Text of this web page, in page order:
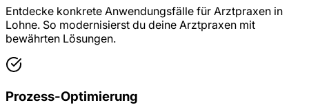
Entdecke konkrete Anwendungsfälle für Arztpraxen in
Lohne. So modernisierst du deine Arztpraxen mit
bewährten Lösungen.
Prozess-Optimierung